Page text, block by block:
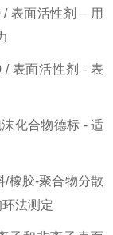
表面活性剂 – 用
/ 表面活性剂 - 表
化合物德标 - 适
/橡胶-聚合物分散
法测定